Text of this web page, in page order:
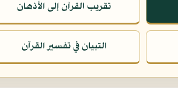
تقريب القرآن إلى الأذهان
التبيان في تفسير القرآن